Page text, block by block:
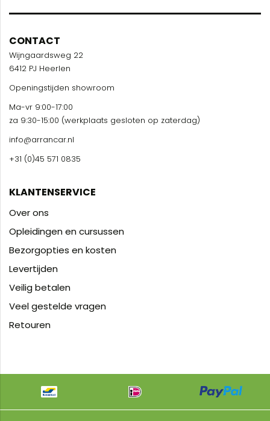
CONTACT
Wijngaardsweg 22
6412 PJ Heerlen
Openingstijden showroom
Ma-vr 9:00-17:00
za 9:30-15:00 (werkplaats gesloten op zaterdag)
info@arrancar.nl
+31 (0)45 571 0835
KLANTENSERVICE
Over ons
Opleidingen en cursussen
Bezorgopties en kosten
Levertijden
Veilig betalen
Veel gestelde vragen
Retouren